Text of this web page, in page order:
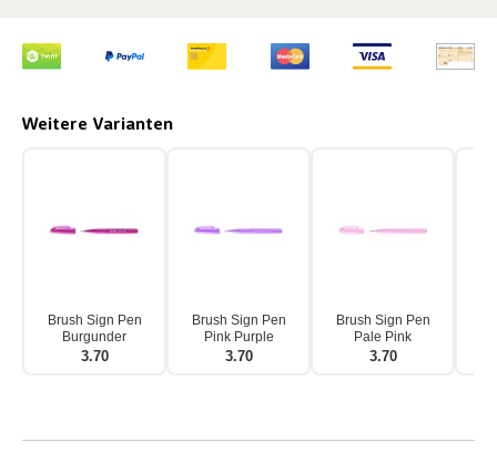
Weitere Varianten
Brush Sign Pen
Burgunder
3.70
Brush Sign Pen
Pink Purple
3.70
Brush Sign Pen
Pale Pink
3.70